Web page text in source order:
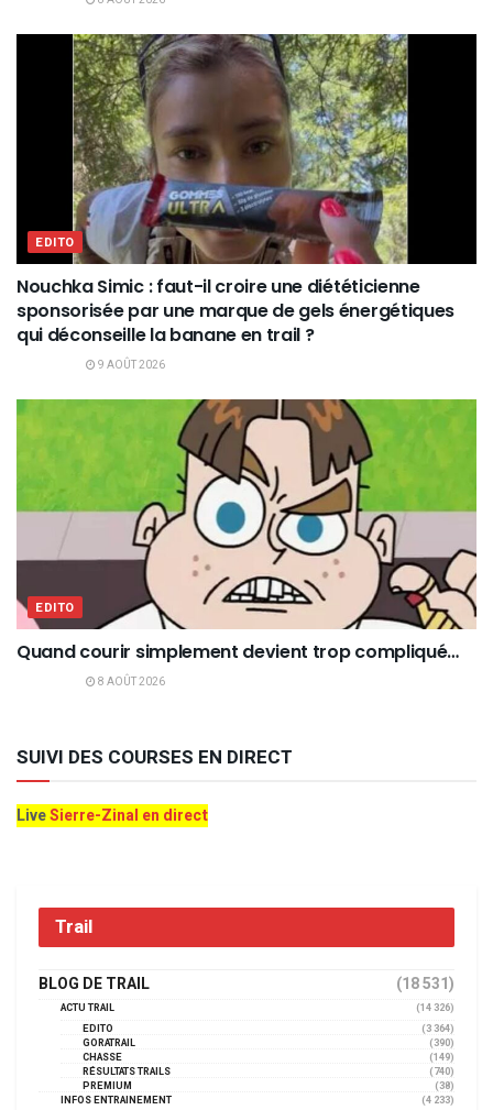
EDITO
Nouchka Simic : faut-il croire une diététicienne
sponsorisée par une marque de gels énergétiques
qui déconseille la banane en trail ?
9 AOÛT 2026
EDITO
Quand courir simplement devient trop compliqué…
8 AOÛT 2026
SUIVI DES COURSES EN DIRECT
LiveSierre-Zinal en direct
Trail
BLOG DE TRAIL (18 531)
ACTU TRAIL
(14 326)
EDITO
(3 364)
GORATRAIL
(390)
CHASSE
(149)
RÉSULTATS TRAILS
(740)
PREMIUM
(38)
INFOS ENTRAINEMENT
(4 233)